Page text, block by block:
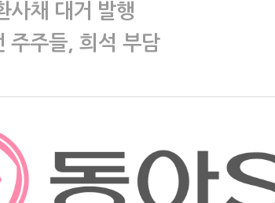
사채 대거 발행
주주들, 희석 부담